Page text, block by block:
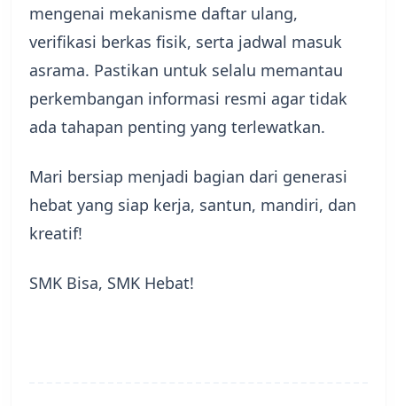
mengenai mekanisme daftar ulang,
verifikasi berkas fisik, serta jadwal masuk
asrama. Pastikan untuk selalu memantau
perkembangan informasi resmi agar tidak
ada tahapan penting yang terlewatkan.
​Mari bersiap menjadi bagian dari generasi
hebat yang siap kerja, santun, mandiri, dan
kreatif!
​SMK Bisa, SMK Hebat!